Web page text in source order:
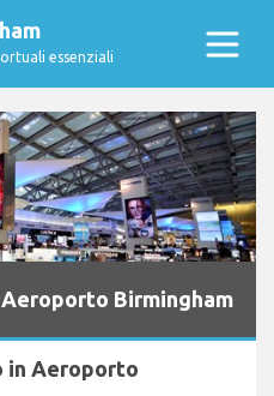
essenziali
Birmingham
in Aeroporto